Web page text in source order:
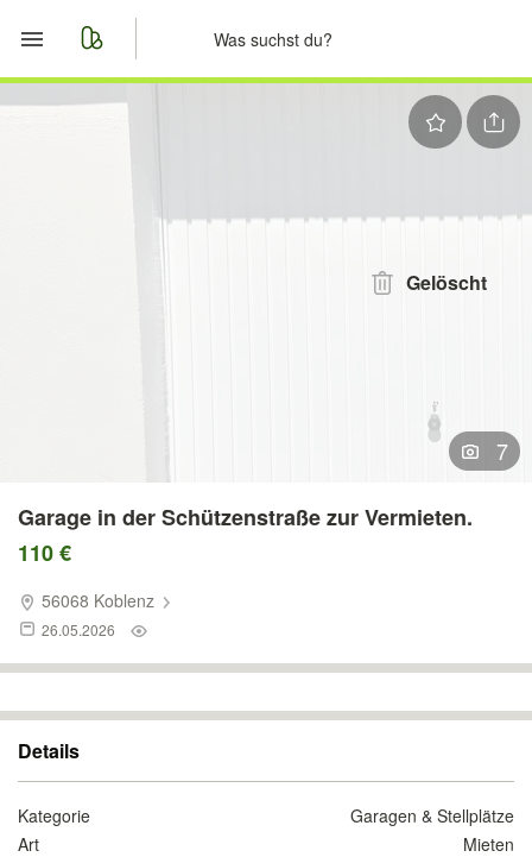
Start
Nachrichten
Gelöscht
7
Garage in der Schützenstraße zur Vermieten.
110 €
56068 Koblenz
26.05.2026
Details
Kategorie
Garagen & Stellplätze
Art
Mieten